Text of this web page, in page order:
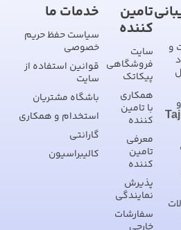
و
تامین
کننده
سایت
فروشگاهی
پیکاتک
همکاری
با تامین
کننده
معرفی
تامین
کننده
پذیرش
نمایندگی
سفارشات
خدمات ما
سیاست حفظ حریم
خصوصی
قوانین استفاده از
سایت
باشگاه مشتریان
استخدام و همکاری
گارانتی
کالیبراسیون